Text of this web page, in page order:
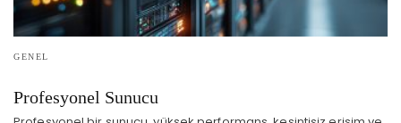
GENEL
Profesyonel Sunucu